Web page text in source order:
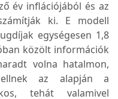
év inflációjából és az
ki. E modell
egységesen 1,8
közölt információk
volna hatalmon,
az alapján a
tehát valamivel